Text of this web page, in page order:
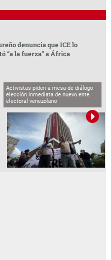
denuncia que ICE lo
“a la fuerza” a África
Activistas piden a mesa de diálogo
elección inmediata de nuevo ente
electoral venezolano